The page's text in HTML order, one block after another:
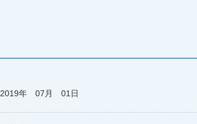
2019年 07月 01日